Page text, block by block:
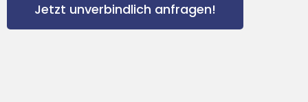
Jetzt unverbindlich anfragen!